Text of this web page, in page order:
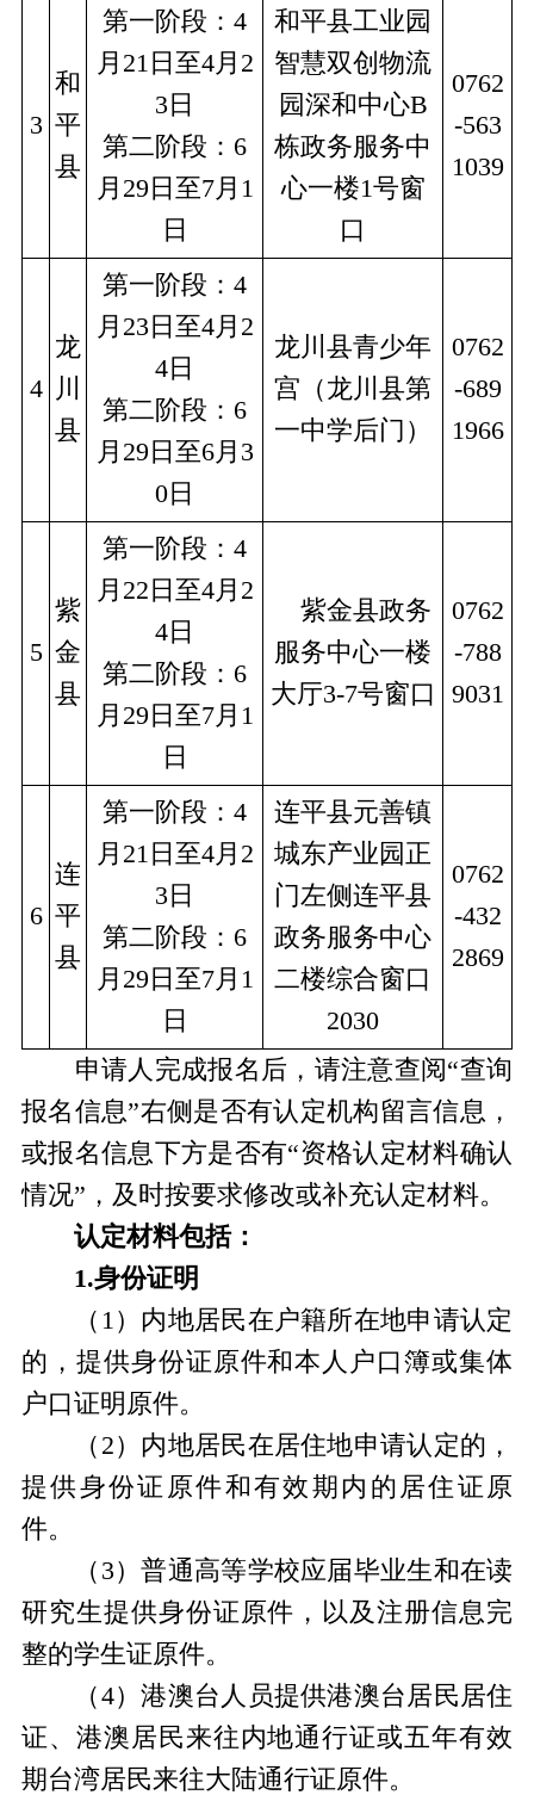
3
和
平
县
第一阶段：4
月21日至4月2
3日
第二阶段：6
月29日至7月1
日
和平县工业园
智慧双创物流
园深和中心B
栋政务服务中
心一楼1号窗
口
0762
-563
1039
4
龙
川
县
第一阶段：4
月23日至4月2
4日
第二阶段：6
月29日至6月3
0日
龙川县青少年
宫（龙川县第
一中学后门）
0762
-689
1966
5
紫
金
县
第一阶段：4
月22日至4月2
4日
第二阶段：6
月29日至7月1
日
紫金县政务
服务中心一楼
大厅3-7号窗口
0762
-788
9031
6
连
平
县
第一阶段：4
月21日至4月2
3日
第二阶段：6
月29日至7月1
日
连平县元善镇
城东产业园正
门左侧连平县
政务服务中心
二楼综合窗口
2030
0762
-432
2869
申请人完成报名后，请注意查阅“查询
报名信息”右侧是否有认定机构留言信息，
或报名信息下方是否有“资格认定材料确认
情况”，及时按要求修改或补充认定材料。
认定材料包括：
1.身份证明
（1）内地居民在户籍所在地申请认定
的，提供身份证原件和本人户口簿或集体
户口证明原件。
（2）内地居民在居住地申请认定的，
提供身份证原件和有效期内的居住证原
件。
（3）普通高等学校应届毕业生和在读
研究生提供身份证原件，以及注册信息完
整的学生证原件。
（4）港澳台人员提供港澳台居民居住
证、港澳居民来往内地通行证或五年有效
期台湾居民来往大陆通行证原件。